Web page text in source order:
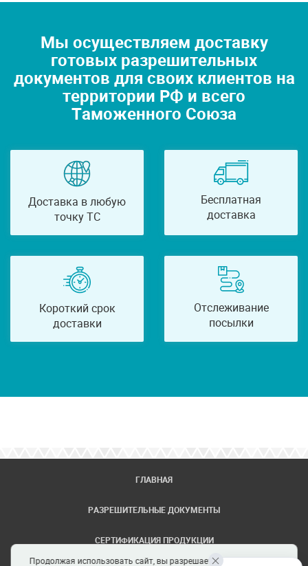
Мы осуществляем доставку
готовых разрешительных
документов для своих клиентов на
территории РФ и всего
Таможенного Союза
Доставка в любую
точку ТС
Бесплатная
доставка
Короткий срок
доставки
Отслеживание
посылки
ГЛАВНАЯ
РАЗРЕШИТЕЛЬНЫЕ ДОКУМЕНТЫ
СЕРТИФИКАЦИЯ ПРОДУКЦИИ
Продолжая использовать сайт, вы разрешаете использование